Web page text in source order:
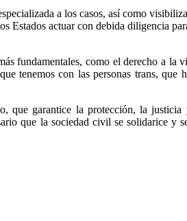
a los casos, así como
actuar con debida diligencia
fundamentales, como el derecho a
tenemos con las personas trans, que
que garantice la protección, la
que la sociedad civil se solidarice